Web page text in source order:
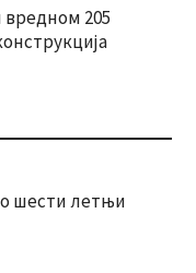
205
шести летњи